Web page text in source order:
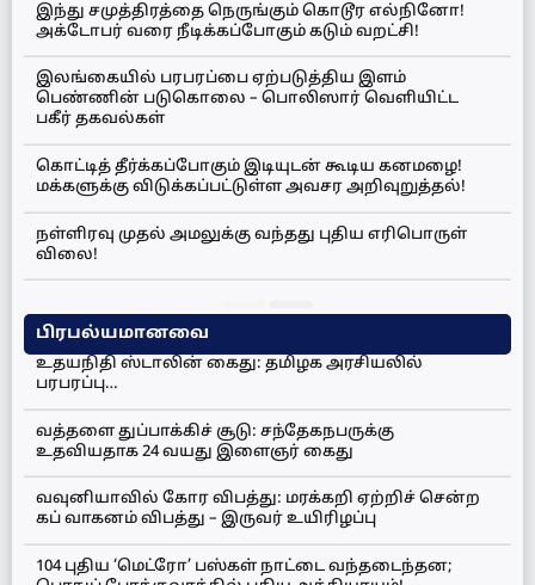
இந்து சமுத்திரத்தை நெருங்கும் கொடூர எல்நினோ!
அக்டோபர் வரை நீடிக்கப்போகும் கடும் வறட்சி!
இலங்கையில் பரபரப்பை ஏற்படுத்திய இளம்
பெண்ணின் படுகொலை – பொலிஸார் வெளியிட்ட
பகீர் தகவல்கள்
கொட்டித் தீர்க்கப்போகும் இடியுடன் கூடிய கனமழை!
மக்களுக்கு விடுக்கப்பட்டுள்ள அவசர அறிவுறுத்தல்!
நள்ளிரவு முதல் அமலுக்கு வந்தது புதிய எரிபொருள்
விலை!
பிரபல்யமானவை
உதயநிதி ஸ்டாலின் கைது: தமிழக அரசியலில்
பரபரப்பு…
வத்தளை துப்பாக்கிச் சூடு: சந்தேகநபருக்கு
உதவியதாக 24 வயது இளைஞர் கைது
வவுனியாவில் கோர விபத்து: மரக்கறி ஏற்றிச் சென்ற
கப் வாகனம் விபத்து – இருவர் உயிரிழப்பு
104 புதிய ‘மெட்ரோ’ பஸ்கள் நாட்டை வந்தடைந்தன;